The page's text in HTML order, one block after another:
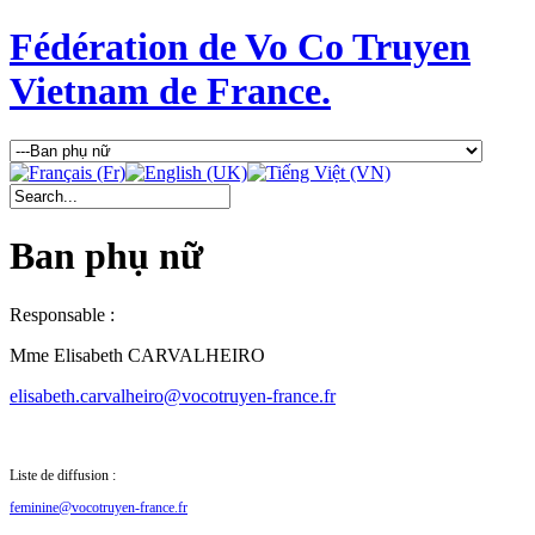
Fédération de Vo Co Truyen
Vietnam de France.
Ban phụ nữ
Responsable :
Mme Elisabeth CARVALHEIRO
elisabeth.carvalheiro@vocotruyen-france.fr
Liste de diffusion :
feminine@vocotruyen-france.fr